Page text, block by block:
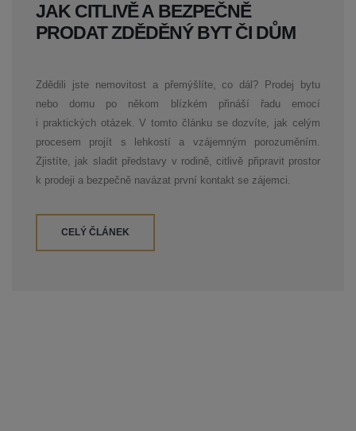
JAK CITLIVĚ A BEZPEČNĚ
PRODAT ZDĚDĚNÝ BYT ČI DŮM
Zdědili jste nemovitost a přemýšlíte, co dál? Prodej bytu
nebo domu po někom blízkém přináší řadu emocí
i praktických otázek. V tomto článku se dozvíte, jak celým
procesem projít s lehkostí a vzájemným porozuměním.
Zjistíte, jak sladit představy v rodině, citlivě připravit prostor
k prodeji a bezpečně navázat první kontakt se zájemci.
CELÝ ČLÁNEK